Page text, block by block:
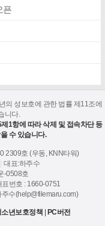
픈
의 성보호에 관한 법률 제11조에
니다.
1항에 따라 삭제 및 접속차단 등
수 있습니다.
2309호 (우동, KNN타워)
대표:하주수
-0508호
표번호 : 1660-0751
수(help@filemaru.com)
소년보호정책 PC버전